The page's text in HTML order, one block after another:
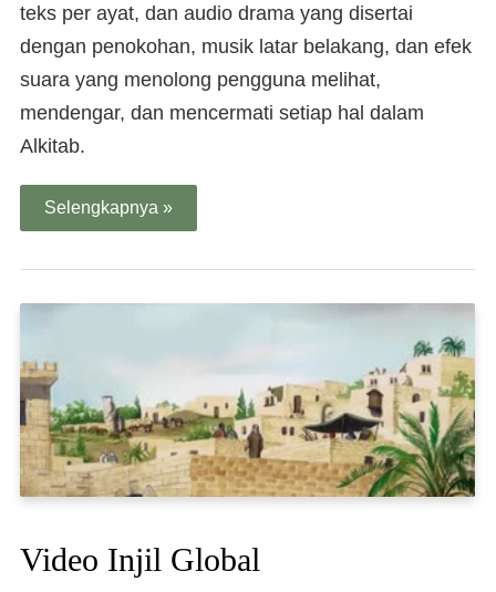
teks per ayat, dan audio drama yang disertai
dengan penokohan, musik latar belakang, dan efek
suara yang menolong pengguna melihat,
mendengar, dan mencermati setiap hal dalam
Alkitab.
Selengkapnya »
Video Injil Global